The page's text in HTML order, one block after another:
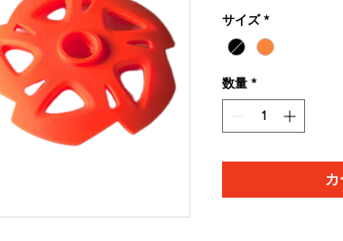
サイズ *
数量 *
カ